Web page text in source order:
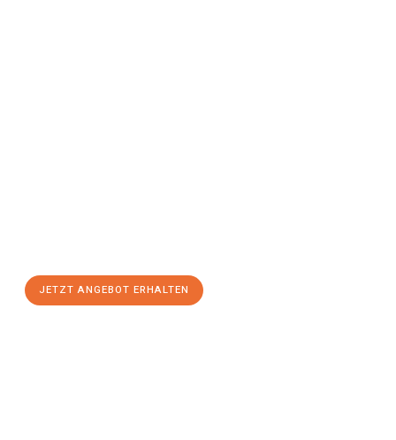
JETZT ANGEBOT ERHALTEN